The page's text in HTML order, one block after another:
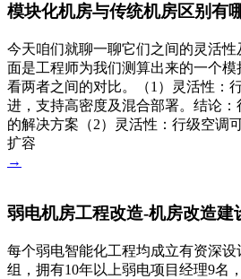
模块化机房与传统机房区别有
今天咱们就聊一聊它们之间的灵活
面是工程师为我们测算出来的一个模
看两者之间的对比。（1）灵活性：
进，支持高密度及混合部署。结论
的解决方案（2）灵活性：行级空调
扩容
→
弱电机房工程改造-机房改造建
每个弱电智能化工程均成立有资深
组，拥有10年以上弱电项目经理9名